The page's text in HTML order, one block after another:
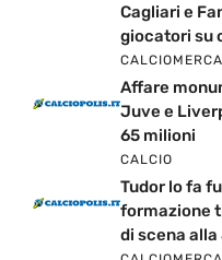
Cagliari e
giocatori su
Affare
Juve e
65 milioni
CALCIO
Tudor lo fa
formazione
di scena